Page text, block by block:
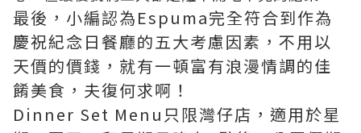
最後，小編認為Espuma完全符合到作為
慶祝紀念日餐廳的五大考慮因素，不用以
天價的價錢，就有一頓富有浪漫情調的佳
餚美食，夫復何求啊！
Dinner Set Menu只限灣仔店，適用於星